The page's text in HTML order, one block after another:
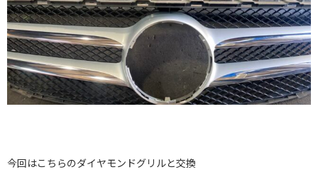
今回はこちらのダイヤモンドグリルと交換